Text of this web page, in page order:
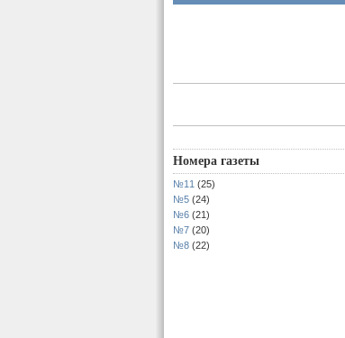
Номера газеты
№11 (25)
№5 (24)
№6 (21)
№7 (20)
№8 (22)